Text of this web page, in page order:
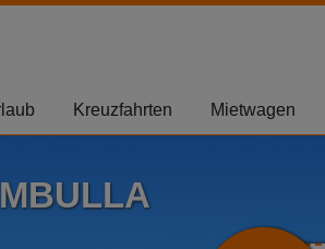
Kreuzfahrten Mietwagen